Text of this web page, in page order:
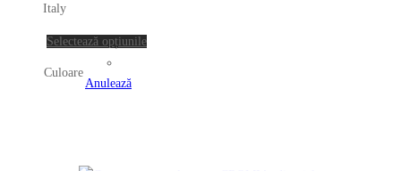
Italy
Selectează opțiunileAcest
Culoare
Anulează